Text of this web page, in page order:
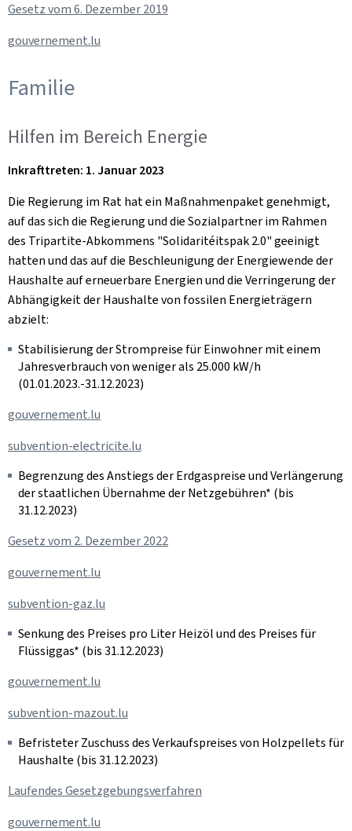
Gesetz vom 6. Dezember 2019
gouvernement.lu
Familie
Hilfen im Bereich Energie
Inkrafttreten: 1. Januar 2023
Die Regierung im Rat hat ein Maßnahmenpaket genehmigt,
auf das sich die Regierung und die Sozialpartner im Rahmen
des Tripartite-Abkommens "Solidaritéitspak 2.0" geeinigt
hatten und das auf die Beschleunigung der Energiewende der
Haushalte auf erneuerbare Energien und die Verringerung der
Abhängigkeit der Haushalte von fossilen Energieträgern
abzielt:
Stabilisierung der Strompreise für Einwohner mit einem
Jahresverbrauch von weniger als 25.000 kW/h
(01.01.2023.-31.12.2023)
gouvernement.lu
subvention-electricite.lu
Begrenzung des Anstiegs der Erdgaspreise und Verlängerung
der staatlichen Übernahme der Netzgebühren* (bis
31.12.2023)
Gesetz vom 2. Dezember 2022
gouvernement.lu
subvention-gaz.lu
Senkung des Preises pro Liter Heizöl und des Preises für
Flüssiggas* (bis 31.12.2023)
gouvernement.lu
subvention-mazout.lu
Befristeter Zuschuss des Verkaufspreises von Holzpellets für
Haushalte (bis 31.12.2023)
Laufendes Gesetzgebungsverfahren
gouvernement.lu